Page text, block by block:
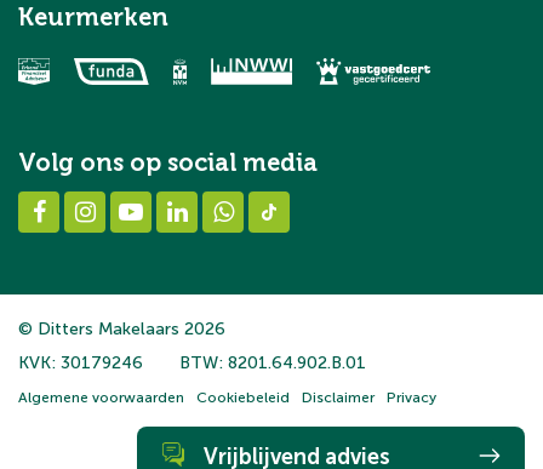
Keurmerken
Volg ons op social media
Vrijblijvend advies
© Ditters Makelaars 2026
KVK: 30179246
BTW: 8201.64.902.B.01
Algemene voorwaarden Cookiebeleid Disclaimer Privacy